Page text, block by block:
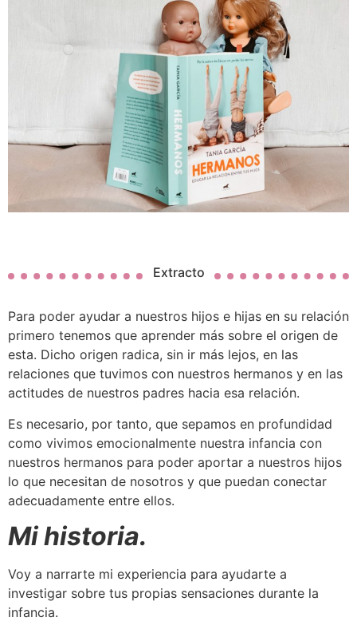
Extracto
Para poder ayudar a nuestros hijos e hijas en su relación
primero tenemos que aprender más sobre el origen de
esta. Dicho origen radica, sin ir más lejos, en las
relaciones que tuvimos con nuestros hermanos y en las
actitudes de nuestros padres hacia esa relación.
Es necesario, por tanto, que sepamos en profundidad
como vivimos emocionalmente nuestra infancia con
nuestros hermanos para poder aportar a nuestros hijos
lo que necesitan de nosotros y que puedan conectar
adecuadamente entre ellos.
Mi historia.
Voy a narrarte mi experiencia para ayudarte a
investigar sobre tus propias sensaciones durante la
infancia.